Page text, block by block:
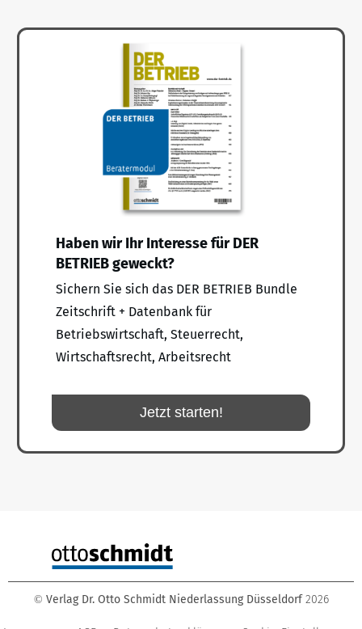
Haben wir Ihr Interesse für DER
BETRIEB geweckt?
Sichern Sie sich das DER BETRIEB Bundle
Zeitschrift + Datenbank für
Betriebswirtschaft, Steuerrecht,
Wirtschaftsrecht, Arbeitsrecht
Jetzt starten!
© Verlag Dr. Otto Schmidt Niederlassung Düsseldorf 2026